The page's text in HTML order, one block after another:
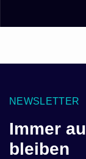
NEWSLETTER
Immer
bleiben